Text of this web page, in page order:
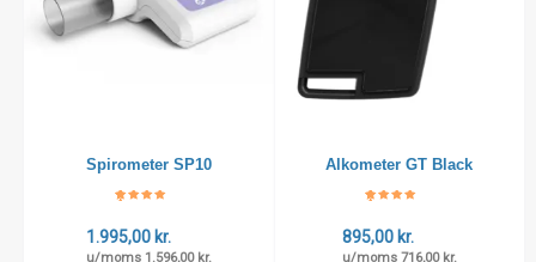
Spirometer SP10
4.71ud
af 5
baseret
på
1.995,00 kr.
u/moms 1.596,00 kr.
Alkometer GT Black
5.00 ud
af 5
baseret
på
895,00 kr.
u/moms 716,00 kr.